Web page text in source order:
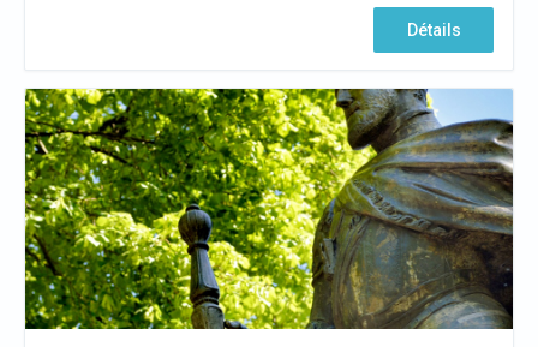
Détails